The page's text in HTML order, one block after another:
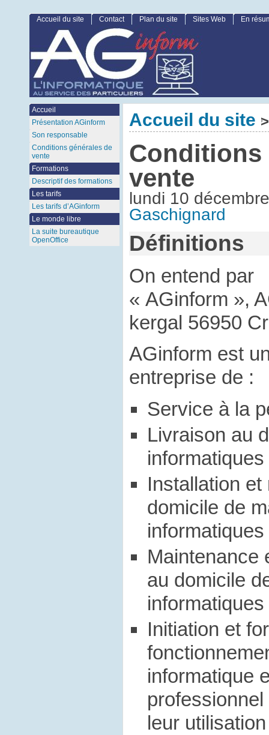
Accueil du site >
Conditions
vente
lundi 10
Gaschignard
Définitions
On entend par
« AGinform »,
kergal 56950
AGinform est
entreprise de :
Service à la
Livraison au
informatiques
Installation
domicile de
informatiques
Maintenance
au domicile
informatiques
Initiation et
informatique
leur
Accueil du site Contact Plan du site Sites Web En
Accueil
Présentation AGinform
Son responsable
Conditions générales de
vente
Formations
Descriptif des formations
Les tarifs
Les tarifs d’AGinform
Le monde libre
La suite bureautique
OpenOffice